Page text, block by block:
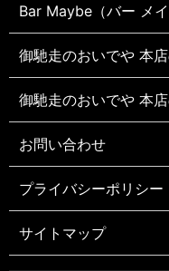
Bar Maybe（バー メ
御馳走のおいでや 本
御馳走のおいでや 本
お問い合わせ
プライバシーポリシー
サイトマップ